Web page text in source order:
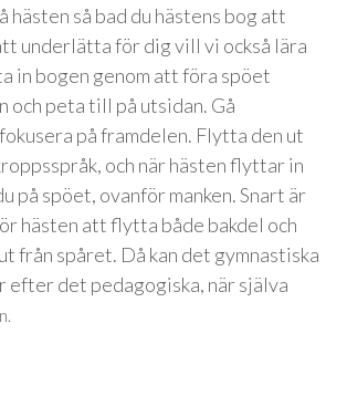
hästen så bad du hästens bog att
underlätta för dig vill vi också lära
in bogen genom att föra spöet
och peta till på utsidan. Gå
på framdelen. Flytta den ut
och när hästen flyttar in
på spöet, ovanför manken. Snart är
hästen att flytta både bakdel och
från spåret. Då kan det gymnastiska
efter det pedagogiska, när själva